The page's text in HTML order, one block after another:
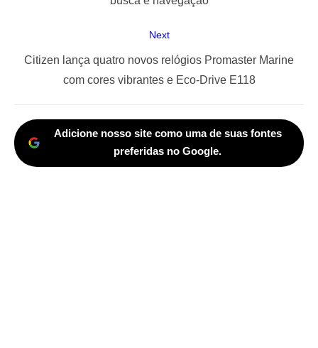
Next
Next
Citizen lança quatro novos relógios Promaster Marine
com cores vibrantes e Eco-Drive E118
Adicione nosso site como uma de suas fontes
preferidas no Google.